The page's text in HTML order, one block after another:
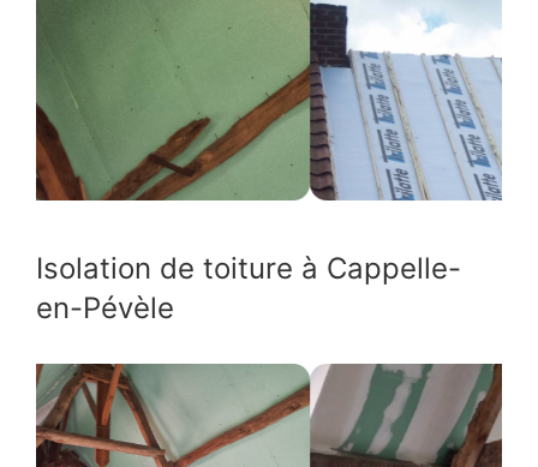
Isolation de toiture à Cappelle-
en-Pévèle